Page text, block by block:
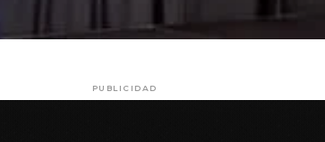
PUBLICIDAD